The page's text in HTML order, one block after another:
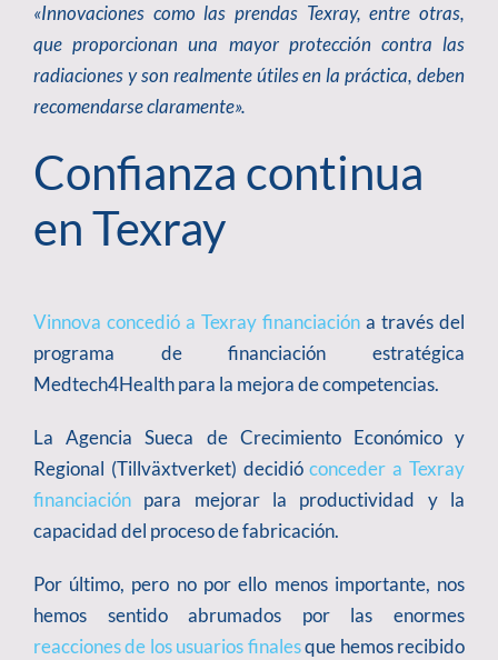
«Innovaciones como las prendas Texray, entre otras,
que proporcionan una mayor protección contra las
radiaciones y son realmente útiles en la práctica, deben
recomendarse claramente».
Confianza continua
en Texray
Vinnova concedió a Texray financiación a través del
programa de financiación estratégica
Medtech4Health para la mejora de competencias.
La Agencia Sueca de Crecimiento Económico y
Regional (Tillväxtverket) decidióconceder a Texray
financiaciónpara mejorar la productividad y la
capacidad del proceso de fabricación.
Por último, pero no por ello menos importante, nos
hemos sentido abrumados por las enormes
reacciones de los usuarios finalesque hemos recibido